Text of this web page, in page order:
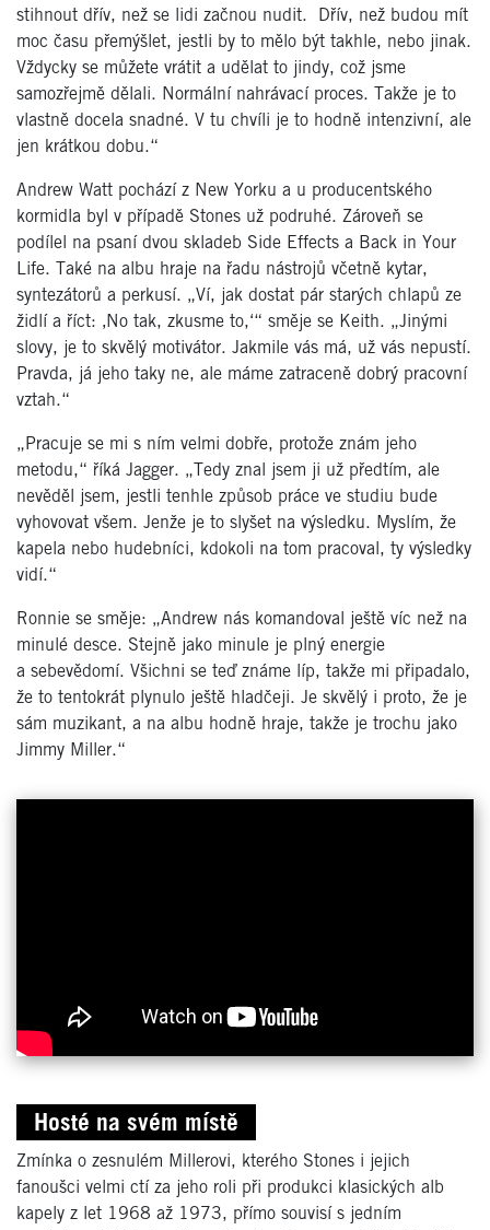
stihnout dřív, než se lidi začnou nudit.
Dřív, než budou mít
moc času přemýšlet, jestli by to mělo být takhle, nebo jinak.
Vždycky se můžete vrátit a udělat to jindy, což jsme
samozřejmě dělali. Normální nahrávací proces. Takže je to
vlastně docela snadné. V tu chvíli je to hodně intenzivní, ale
jen krátkou dobu.“
Andrew Watt pochází z New Yorku a u producentského
kormidla byl v případě Stones už podruhé. Zároveň se
podílel na psaní dvou skladeb Side Effects a Back in Your
Life. Také na albu hraje na řadu nástrojů včetně kytar,
syntezátorů a perkusí. „Ví, jak dostat pár starých chlapů ze
židlí a říct: ‚No tak, zkusme to,‘“ směje se Keith. „Jinými
slovy, je to skvělý motivátor. Jakmile vás má, už vás nepustí.
Pravda, já jeho taky ne, ale máme zatraceně dobrý pracovní
vztah.“
„Pracuje se mi s ním velmi dobře, protože znám jeho
metodu,“ říká Jagger. „Tedy znal jsem ji už předtím, ale
nevěděl jsem, jestli tenhle způsob práce ve studiu bude
vyhovovat všem. Jenže je to slyšet na výsledku. Myslím, že
kapela nebo hudebníci, kdokoli na tom pracoval, ty výsledky
vidí.“
Ronnie se směje: „Andrew nás komandoval ještě víc než na
minulé desce. Stejně jako minule je plný energie
a sebevědomí. Všichni se teď známe líp, takže mi připadalo,
že to tentokrát plynulo ještě hladčeji. Je skvělý i proto, že je
sám muzikant, a na albu hodně hraje, takže je trochu jako
Jimmy Miller.“
Hosté na svém místě
Zmínka o zesnulém Millerovi, kterého Stones i jejich
fanoušci velmi ctí za jeho roli při produkci klasických alb
kapely z let 1968 až 1973, přímo souvisí s jedním